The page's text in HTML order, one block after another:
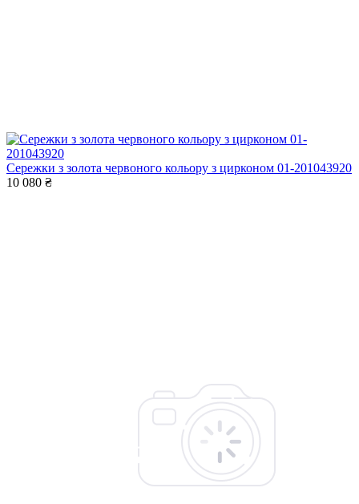
Сережки з золота червоного кольору з цирконом 01-201043920
10 080 ₴